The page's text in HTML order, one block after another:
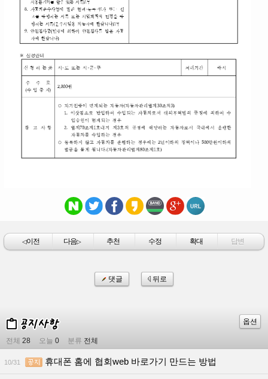
◁이전 다음▷ 추천 수정 확대 답변
댓글 뒤로
옵션
전체 28 오늘 0 분류 전체
10/31 휴대폰 홈에 협회web 바로가기 만드는 방법